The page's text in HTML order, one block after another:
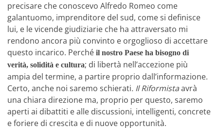
precisare che conoscevo Alfredo Romeo come
galantuomo, imprenditore del sud, come si definisce
lui, e le vicende giudiziarie che ha attraversato mi
rendono ancora più convinto e orgoglioso di accettare
questo incarico. Perché il nostro Paese ha bisogno di
verità, solidità e cultura; di libertà nell’accezione più
ampia del termine, a partire proprio dall’informazione.
Certo, anche noi saremo schierati. Il Riformistaavrà
una chiara direzione ma, proprio per questo, saremo
aperti ai dibattiti e alle discussioni, intelligenti, concrete
e foriere di crescita e di nuove opportunità.